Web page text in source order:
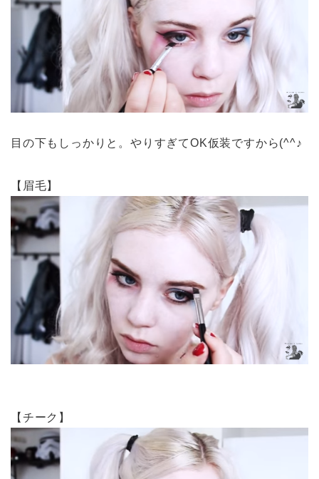
目の下もしっかりと。やりすぎてOK仮装ですから(^^♪
【眉毛】
【チーク】